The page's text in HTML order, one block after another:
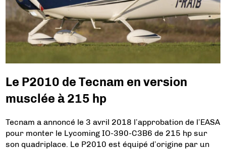
Le P2010 de Tecnam en version
musclée à 215 hp
Tecnam a annoncé le 3 avril 2018 l’approbation de l’EASA
pour monter le Lycoming IO-390-C3B6 de 215 hp sur
son quadriplace. Le P2010 est équipé d’origine par un